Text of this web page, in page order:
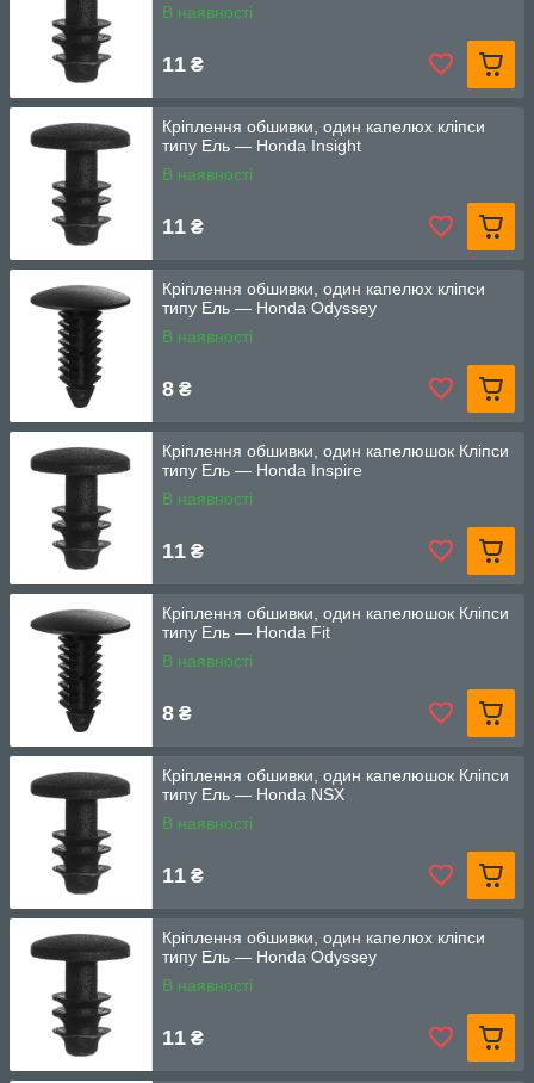
В наявності
11 ₴
Кріплення обшивки, один капелюх кліпси
типу Ель — Honda Insight
В наявності
11 ₴
Кріплення обшивки, один капелюх кліпси
типу Ель — Honda Odyssey
В наявності
8 ₴
Кріплення обшивки, один капелюшок Кліпси
типу Ель — Honda Inspire
В наявності
11 ₴
Кріплення обшивки, один капелюшок Кліпси
типу Ель — Honda Fit
В наявності
8 ₴
Кріплення обшивки, один капелюшок Кліпси
типу Ель — Honda NSX
В наявності
11 ₴
Кріплення обшивки, один капелюх кліпси
типу Ель — Honda Odyssey
В наявності
11 ₴